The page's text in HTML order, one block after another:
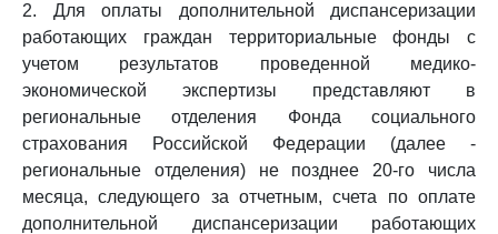
2. Для оплаты дополнительной диспансеризации
работающих граждан территориальные фонды с
учетом результатов проведенной медико-
экономической экспертизы представляют в
региональные отделения Фонда социального
страхования Российской Федерации (далее -
региональные отделения) не позднее 20-го числа
месяца, следующего за отчетным, счета по оплате
дополнительной диспансеризации работающих